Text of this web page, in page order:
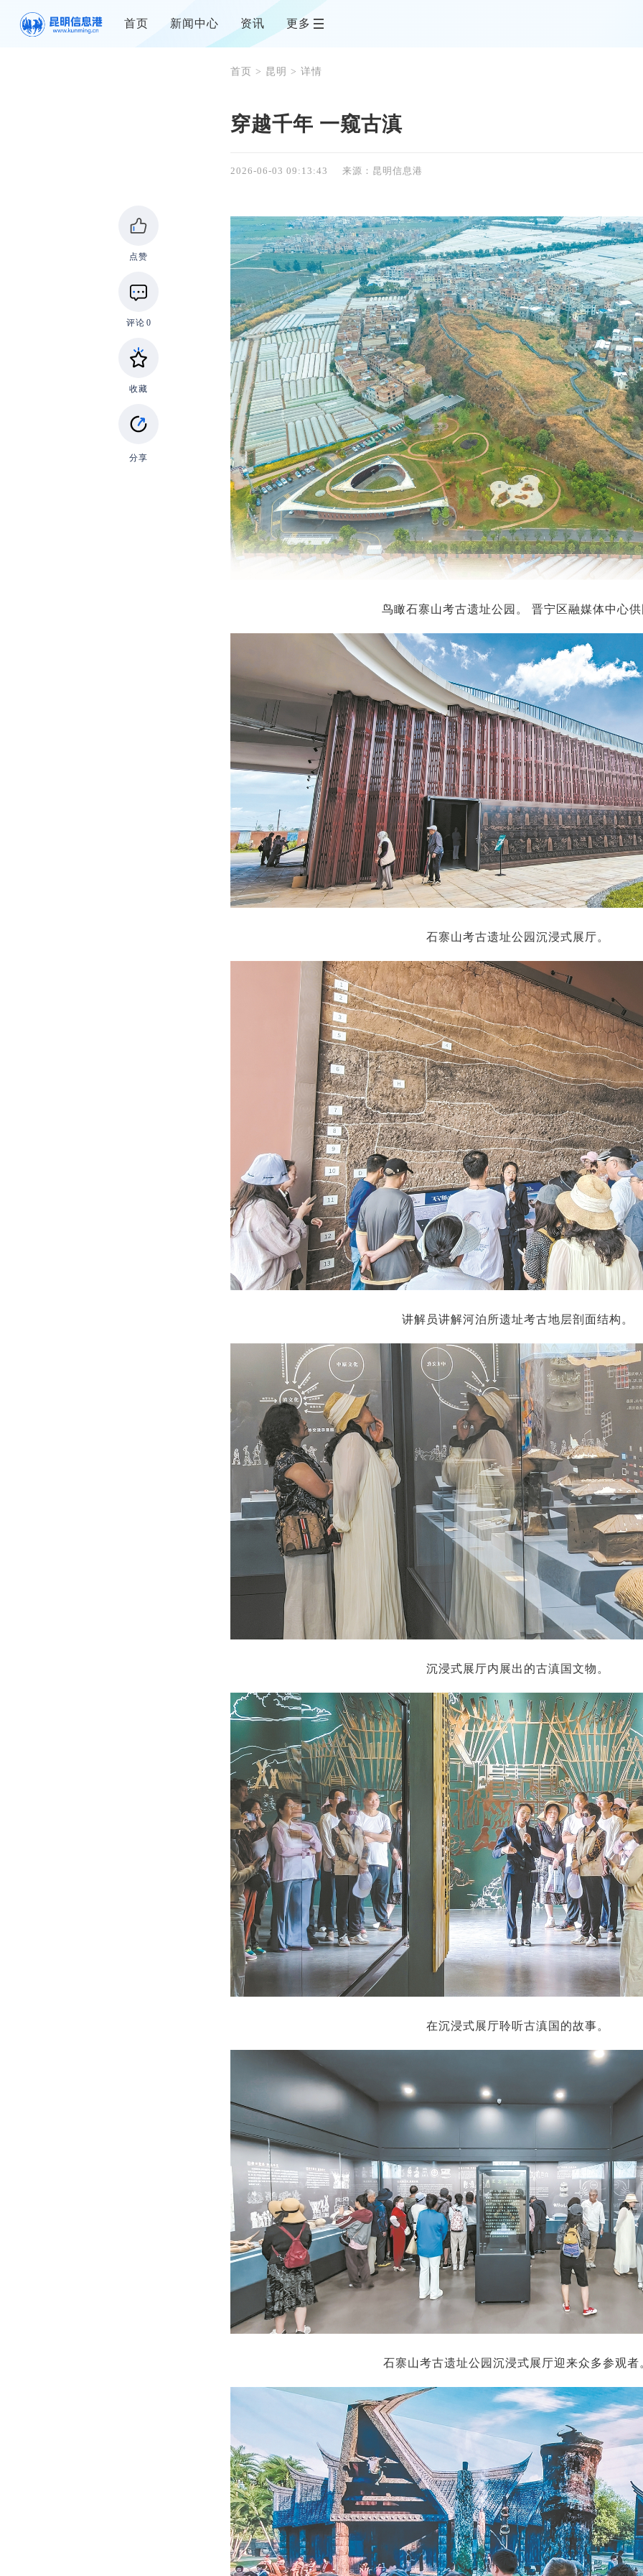
首页 新闻中心 资讯 更多
点赞
评论 0
收藏
分享
首页 > 昆明 > 详情
穿越千年 一窥古滇
2026-06-03 09:13:43 来源：昆明信息港
鸟瞰石寨山考古遗址公园。 晋宁区融媒体中心
石寨山考古遗址公园沉浸式展厅。
讲解员讲解河泊所遗址考古地层剖面结构。
沉浸式展厅内展出的古滇国文物。
在沉浸式展厅聆听古滇国的故事。
石寨山考古遗址公园沉浸式展厅迎来众多参观者